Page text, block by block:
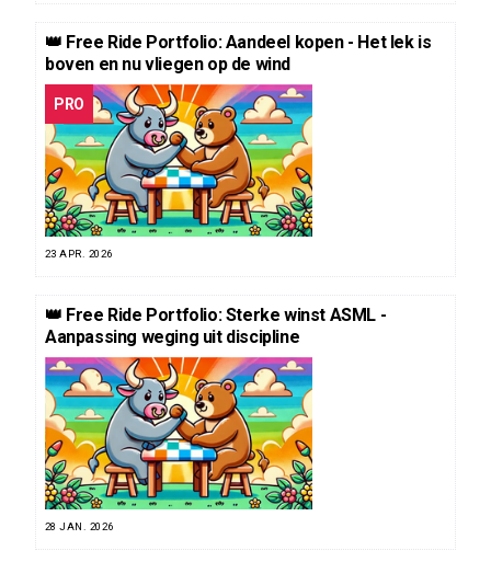
👑 Free Ride Portfolio: Aandeel kopen - Het lek is
boven en nu vliegen op de wind
PRO
23 APR. 2026
👑 Free Ride Portfolio: Sterke winst ASML -
Aanpassing weging uit discipline
28 JAN. 2026